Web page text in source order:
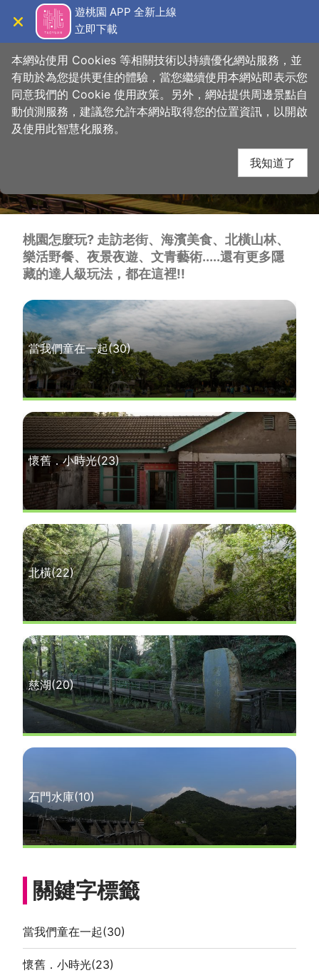
主
遊桃園 APP 全新上線
立即下載
桃園觀光導覽網
首頁 > 想做的事 多元行程
桃園怎麼玩? 走訪老街、海濱美食、北橫山林、
樂活野餐、夜景夜遊、文青藝術.....還有更多隱
藏的達人級玩法，都在這裡!!
當我們童在一起(30)
懷舊．小時光(23)
北橫(22)
慈湖(20)
石門水庫(10)
關鍵字標籤
當我們童在一起(30)
懷舊．小時光(23)
本網站使用 Cookies 等相關技術以持續優化網站服務，並
有助於為您提供更佳的體驗，當您繼續使用本網站即表示您
同意我們的 Cookie 使用政策。另外，網站提供周邊景點自
動偵測服務，建議您允許本網站取得您的位置資訊，以開啟
及使用此智慧化服務。
我知道了